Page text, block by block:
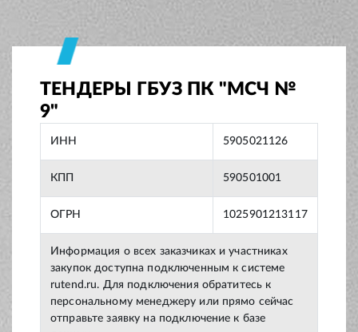
ТЕНДЕРЫ ГБУЗ ПК "МСЧ №
9"
ИНН 5905021126
КПП 590501001
ОГРН 1025901213117
Информация о всех заказчиках и участниках
закупок доступна подключенным к системе
rutend.ru. Для подключения обратитесь к
персональному менеджеру или прямо сейчас
отправьте заявку на подключение к базе